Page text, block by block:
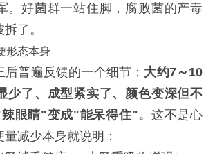
。好菌群一站住脚，腐败菌的产毒
了。
形态本身
普遍反馈的一个细节： 大约7～10
少了、成型紧实了、颜色变深但不
眼睛"变成"能呆得住"。 这不是心
减少本身就说明：